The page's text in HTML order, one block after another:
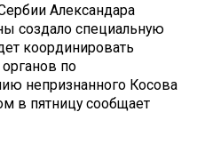
Александара
создало специальную
координировать
по
непризнанного Косова
в пятницу сообщает